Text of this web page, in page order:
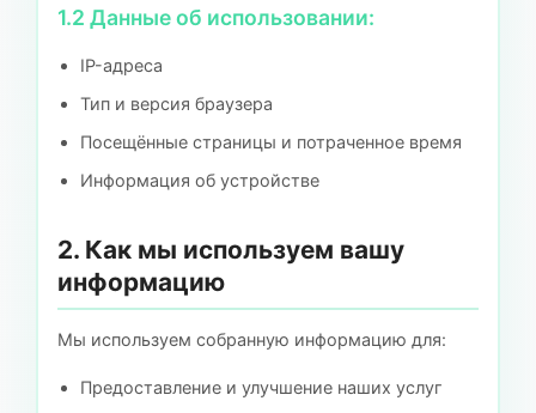
1.2 Данные об использовании:
IP-адреса
Тип и версия браузера
Посещённые страницы и потраченное время
Информация об устройстве
2. Как мы используем вашу
информацию
Мы используем собранную информацию для:
Предоставление и улучшение наших услуг